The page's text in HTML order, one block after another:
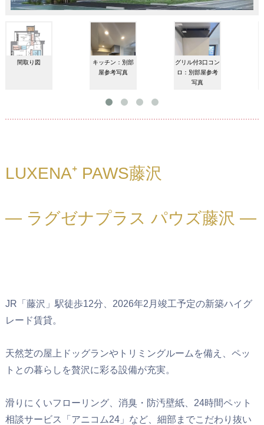
間取り図
キッチン：別部
屋参考写真
グリル付3口コン
ロ：別部屋参考
写真
LUXENA⁺ PAWS藤沢
― ラグゼナプラス パウズ藤沢 ―
JR「藤沢」駅徒歩12分、2026年2月竣工予定の新築ハイグ
レード賃貸。
天然芝の屋上ドッグランやトリミングルームを備え、ペッ
トとの暮らしを贅沢に彩る設備が充実。
滑りにくいフローリング、消臭・防汚壁紙、24時間ペット
相談サービス「アニコム24」など、細部までこだわり抜い